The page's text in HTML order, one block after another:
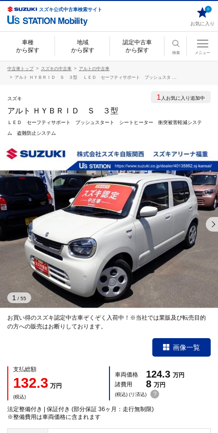
スズキ公式中古車検索サイト
お気に入り
0
車種
から探す
地域
から探す
認定中古車
から探す
検索 メニュー
中古車トップ スズキの中古車
アルトの中古車
アルト ＨＹＢＲＩＤ Ｓ ３型 ＬＥＤ セーフティサポート プッシュスタ ...
スズキ
アルト ＨＹＢＲＩＤ Ｓ ３型
ＬＥＤ セーフティサポート プッシュスタート シートヒーター 衝突被害軽減システ
ム 盗難防止システム
お買い得のスズキ認定中古車ぞくぞく入荷中！※当社では業販及び転売目的
の方への販売はお断りしております。
1 / 55
画像一覧
支払総額
132.3 万円
(税込)
車両価格 124.3 万円
諸費用
8 万円
(税込) (リ済込) ?
法定整備付き | 保証付き (部分保証 36ヶ月：走行無制限)
※整備費用は車両価格に含まれます
1 人お気に入り追加中